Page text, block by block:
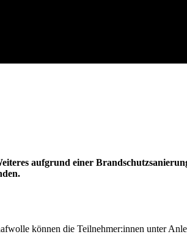
aufgrund einer
können die Teilnehmer:innen unter